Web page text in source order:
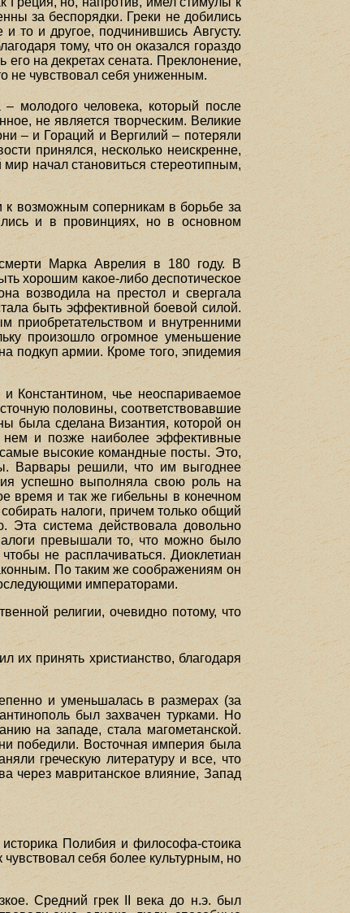
за беспорядки. Греки не добились
то и другое, подчинившись Августу.
тому, что он оказался гораздо
его на декретах сената. Преклонение,
не чувствовал себя униженным.
молодого человека, который после
не является творческим. Великие
– и Гораций и Вергилий – потеряли
принялся, несколько неискренне,
начал становиться стереотипным,
возможным соперникам в борьбе за
и в провинциях, но в основном
Марка Аврелия в 180 году. В
хорошим какое-либо деспотическое
возводила на престол и свергала
быть эффективной боевой силой.
приобретательством и внутренними
произошло огромное уменьшение
подкуп армии. Кроме того, эпидемия
Константином, чье неоспариваемое
половины, соответствовавшие
была сделана Византия, которой он
нем и позже наиболее эффективные
высокие командные посты. Это,
Варвары решили, что им выгоднее
успешно выполняла свою роль на
время и так же гибельны в конечном
налоги, причем только общий
Эта система действовала довольно
превышали то, что можно было
не расплачиваться. Диоклетиан
По таким же соображениям он
императорами.
религии, очевидно потому, что
их принять христианство, благодаря
и уменьшалась в размерах (за
был захвачен турками. Но
на западе, стала магометанской.
победили. Восточная империя была
греческую литературу и все, что
через мавританское влияние, Запад
Полибия и философа-стоика
себя более культурным, но
Средний грек II века до н.э. был